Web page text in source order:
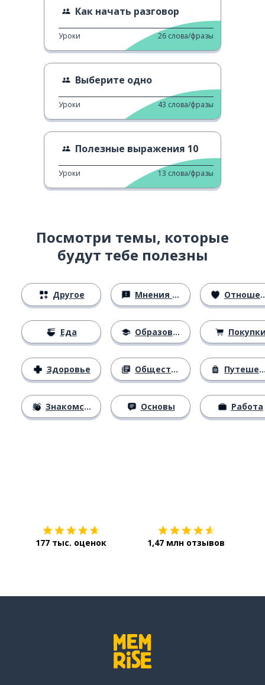
Как начать разговор
Уроки 26 слова/фразы
Выберите одно
Уроки 43 слова/фразы
Полезные выражения 10
Уроки 13 слова/фразы
Посмотри темы, которые
будут тебе полезны
Другое
Еда
Здоровье
Знакомство
Мнения и убеждения
Образование
Общество
Основы
Отношения
Путешествия
Работа
177 тыс. оценок 1,47 млн отзывов